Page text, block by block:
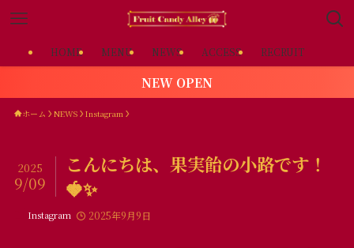
HOME MENU NEWS ACCESS RECRUIT
NEW OPEN
ホーム NEWS Instagram
こんにちは、果実飴の小路です！
🍓✨
2025
9/09
Instagram 2025年9月9日